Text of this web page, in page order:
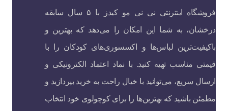
فروشگاه اینترنتی نی نی مو کیدز با ۵ سال سابقه
درخشان، به شما این امکان را می‌دهد که بهترین و
باکیفیت‌ترین لباس‌ها و اکسسوری‌های کودکان را با
قیمتی مناسب تهیه کنید. با نماد اعتماد الکترونیکی و
ارسال سریع، می‌توانید با خیال راحت به خرید بپردازید و
مطمئن باشید که بهترین‌ها را برای کوچولوی خود انتخاب